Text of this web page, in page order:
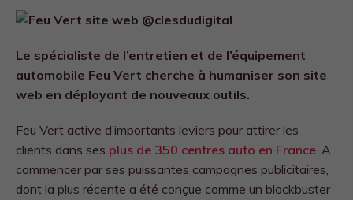
Le spécialiste de l’entretien et de l’équipement
automobile Feu Vert cherche à humaniser son site
web en déployant de nouveaux outils.
Feu Vert active d’importants leviers pour attirer les
clients dans ses plus de 350 centres auto en France. A
commencer par ses puissantes campagnes publicitaires,
dont la plus récente a été conçue comme un blockbuster